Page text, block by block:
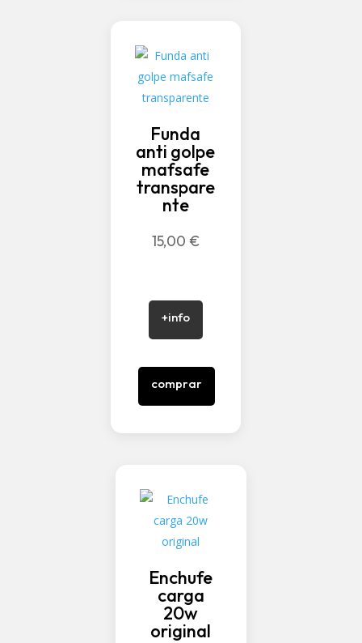
Funda
anti golpe
mafsafe
transpare
nte
15,00 €
+info
comprar
Enchufe
carga
20w
original